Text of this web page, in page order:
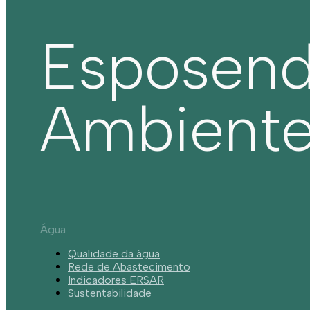
Água
Qualidade da água
Rede de Abastecimento
Indicadores ERSAR
Sustentabilidade